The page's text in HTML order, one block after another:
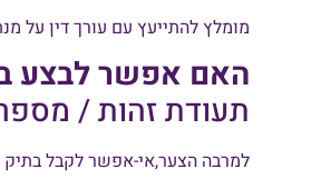
מומלץ להתייעץ עם עורך דין על
האם אפשר לבצע
תעודת זהות /
למרבה הצער,אי-אפשר לקבל